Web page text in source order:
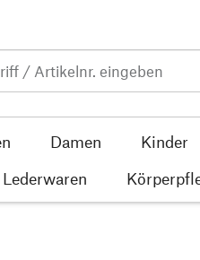
Damen Kinder